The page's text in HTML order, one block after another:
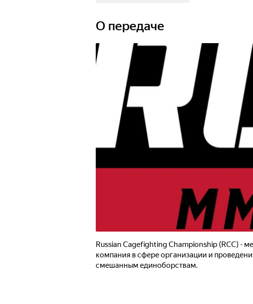
О передаче
Russian Cagefighting Championship (RCC) -
компания в сфере организации и
смешанным единоборствам.